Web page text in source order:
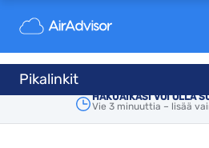
HAKUAIKASI VOI OLLA
Vie 3 minuuttia – lisää
Pikalinkit